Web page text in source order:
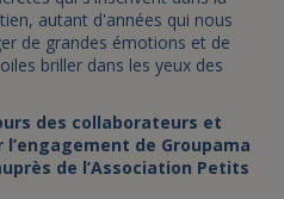
autant d'années qui nous
de grandes émotions et de
briller dans les yeux des
des collaborateurs et
de Groupama
de l’Association Petits